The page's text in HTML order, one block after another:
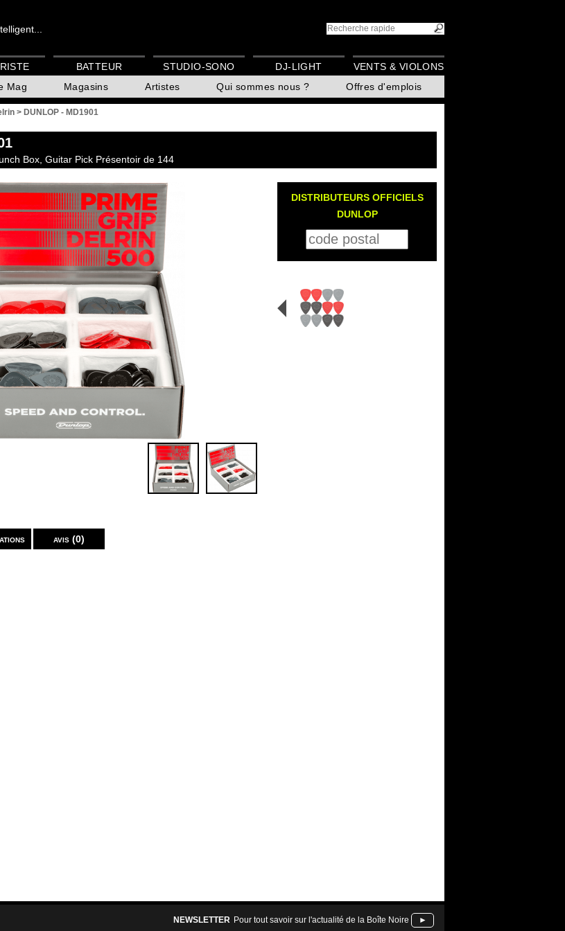
Mag Magasins Artistes Qui sommes nous ? Offres d'emplois
BATTEUR STUDIO-SONO DJ-LIGHT VENTS & VIOLONS
> DUNLOP - MD1901
Box, Guitar Pick Présentoir de 144
avis (0)
DISTRIBUTEURS OFFICIELS
DUNLOP
NEWSLETTER Pour tout savoir sur l'actualité de la Boîte Noire ►